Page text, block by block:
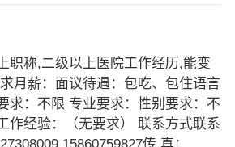
职称,二级以上医院工作经历,能变
月薪：面议待遇：包吃、包住语言
求：不限 专业要求：性别要求：不
作经验：（无要求） 联系方式联系
15860759827传 真：